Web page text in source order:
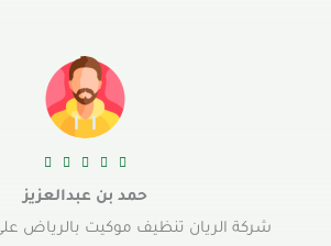





حمد بن عبدالعزيز
شركة الريان تنظيف موكيت بالرياض